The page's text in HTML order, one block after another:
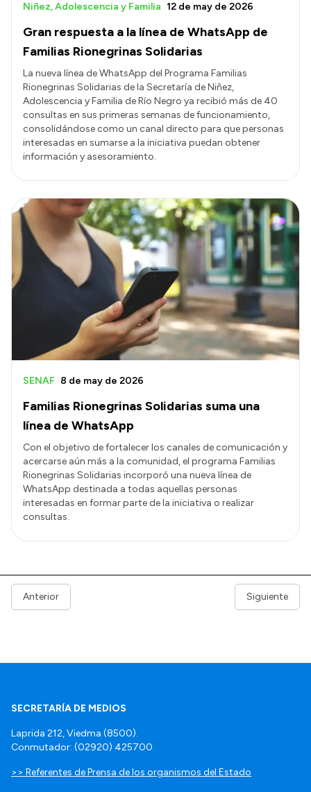
Gran respuesta a la línea de WhatsApp de
Familias Rionegrinas Solidarias
Niñez, Adolescencia y Familia 12 de may de 2026
La nueva línea de WhatsApp del Programa Familias
Rionegrinas Solidarias de la Secretaría de Niñez,
Adolescencia y Familia de Río Negro ya recibió más de 40
consultas en sus primeras semanas de funcionamiento,
consolidándose como un canal directo para que personas
interesadas en sumarse a la iniciativa puedan obtener
información y asesoramiento.
Familias Rionegrinas Solidarias suma una
línea de WhatsApp
SENAF 8 de may de 2026
Con el objetivo de fortalecer los canales de comunicación y
acercarse aún más a la comunidad, el programa Familias
Rionegrinas Solidarias incorporó una nueva línea de
WhatsApp destinada a todas aquellas personas
interesadas en formar parte de la iniciativa o realizar
consultas.
Anterior Siguiente
SECRETARÍA DE MEDIOS
Laprida 212, Viedma (8500).
Conmutador: (02920) 425700
>> Referentes de Prensa de los organismos del Estado